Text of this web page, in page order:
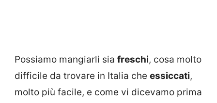
Possiamo mangiarli sia freschi, cosa molto
difficile da trovare in Italia che essiccati,
molto più facile, e come vi dicevamo prima